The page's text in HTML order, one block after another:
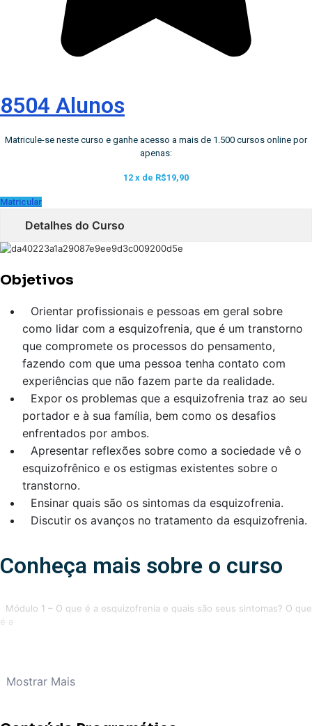
8504 Alunos
Matricule-se neste curso e ganhe acesso a mais de 1.500 cursos online por
apenas:
12 x de R$19,90
Matricular
Detalhes do Curso
Objetivos
Orientar profissionais e pessoas em geral sobre
como lidar com a esquizofrenia, que é um transtorno
que compromete os processos do pensamento,
fazendo com que uma pessoa tenha contato com
experiências que não fazem parte da realidade.
Expor os problemas que a esquizofrenia traz ao seu
portador e à sua família, bem como os desafios
enfrentados por ambos.
Apresentar reflexões sobre como a sociedade vê o
esquizofrênico e os estigmas existentes sobre o
transtorno.
Ensinar quais são os sintomas da esquizofrenia.
Discutir os avanços no tratamento da esquizofrenia.
Conheça mais sobre o curso
Módulo 1 – O que é a esquizofrenia e quais são seus sintomas? O que
é a
Mostrar Mais